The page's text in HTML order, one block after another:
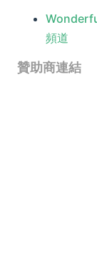
頻道
贊助商連結